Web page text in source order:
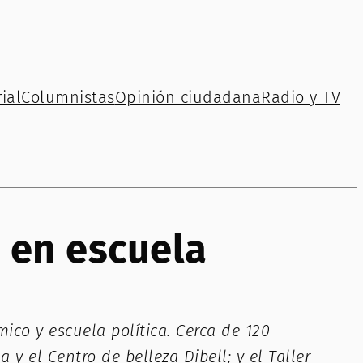
ColumnistasOpinión ciudadanaRadio y TV
escuela
y escuela política. Cerca de 120
y el Centro de belleza Dibell; y el Taller